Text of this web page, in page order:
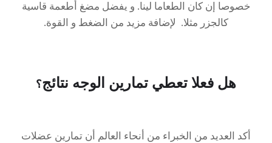
خصوصا إن كان الطعاما لينا. و يفضل مضغ أطعمة قاسية
كالجزر مثلا. لإضافة مزيد من الضغط و القوة.
هل فعلا تعطي تمارين الوجه نتائج؟
أكد العديد من الخبراء من أنحاء العالم أن تمارين عضلات